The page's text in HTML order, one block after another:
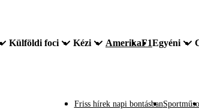
Külföldi foci Kézi AmerikaF1Egyéni
Friss hírek napi bontásban